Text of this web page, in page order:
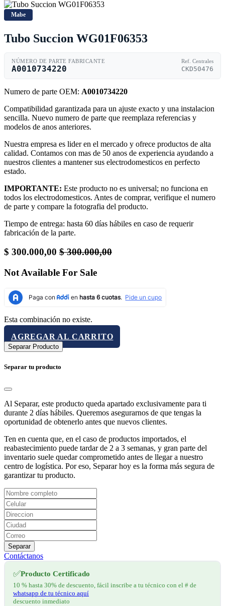
Mabe
Tubo Succion WG01F06353
NÚMERO DE PARTE FABRICANTE
A0010734220
Ref. Centrales
CKD50476
Numero de parte OEM: A0010734220
Compatibilidad garantizada para un ajuste exacto y una instalacion
sencilla. Nuevo numero de parte que reemplaza referencias y
modelos de anos anteriores.
Nuestra empresa es lider en el mercado y ofrece productos de alta
calidad. Contamos con mas de 50 anos de experiencia ayudando a
nuestros clientes a mantener sus electrodomesticos en perfecto
estado.
IMPORTANTE: Este producto no es universal; no funciona en
todos los electrodomesticos. Antes de comprar, verifique el numero
de parte y compare la fotografia del producto.
Tiempo de entrega: hasta 60 días hábiles en caso de requerir
fabricación de la parte.
$ 300.000,00 $300.000,00
Not Available For Sale
Esta combinación no existe.
AGREGAR AL CARRITO
Separar Producto
Separar tu producto
Al Separar, este producto queda apartado exclusivamente para ti
durante 2 días hábiles. Queremos asegurarnos de que tengas la
oportunidad de obtenerlo antes que nuevos clientes.
Ten en cuenta que, en el caso de productos importados, el
reabastecimiento puede tardar de 2 a 3 semanas, y gran parte del
inventario suele quedar comprometido antes de llegar a nuestro
centro de logística. Por eso, Separar hoy es la forma más segura de
garantizar tu producto.
Separar
Contáctanos
✅Producto Certificado
10 % hasta 30% de descuento, fácil inscribe a tu técnico con el # de
whatsapp de tu técnico aquí
descuento inmediato